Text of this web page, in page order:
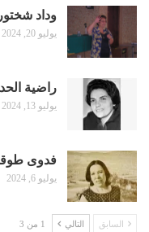
وداد
يوليو 20, 2024
راضية
يوليو 13, 2024
فدوى
يوليو 6, 2024
السابق التالي 1 من 3